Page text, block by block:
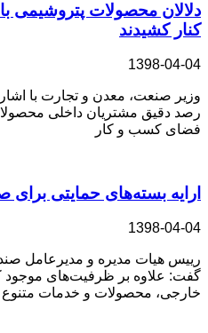
دلالان محصولات پتروشیمی
کنار کشیدند
1398-04-04
وزیر صنعت، معدن و تجارت با
رصد دقیق مشتریان داخلی
فضای کسب و کار
ارایه بسته‌های حمایتی برای
1398-04-04
رییس هیات مدیره و مدیرعامل
گفت: علاوه بر ظرفیت‌های موجود
خارجی، محصولات و خدمات متنوع